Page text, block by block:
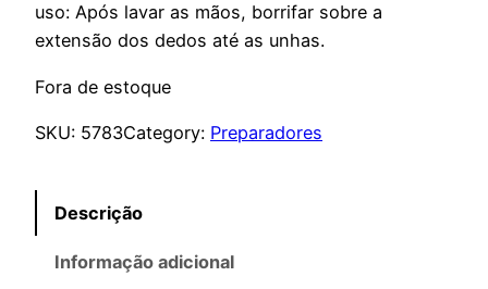
uso: Após lavar as mãos, borrifar sobre a
extensão dos dedos até as unhas.
Fora de estoque
SKU: 5783Category: Preparadores
Descrição
Informação adicional